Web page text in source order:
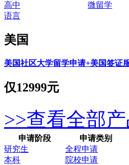
高中
微留学
语言
美国
美国社区大学留学申请+美国签证
仅12999元
>>查看全部
申请阶段
申请类别
研究生
全程申请
本科
院校申请